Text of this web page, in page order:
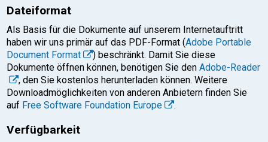
Dateiformat
Als Basis für die Dokumente auf unserem Internetauftritt
haben wir uns primär auf das PDF-Format (Adobe Portable
Document Format
) beschränkt. Damit Sie diese
Dokumente öffnen können, benötigen Sie den Adobe-Reader
, den Sie kostenlos herunterladen können. Weitere
Downloadmöglichkeiten von anderen Anbietern finden Sie
auf Free Software Foundation Europe .
Verfügbarkeit